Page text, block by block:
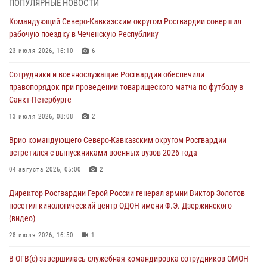
операция войск правопорядка
07 августа 2026, 15:28
пресечена противоправная деятельность, связанная с пропагандой
терроризма (видео)
07 августа 2026, 13:30
нарушений миграционного законодательства
07 августа 2026, 12:54
07 августа 2026, 12:37
ПОПУЛЯРНЫЕ НОВОСТИ
Командующий Северо-Кавказским округом Росгвардии совершил
рабочую поездку в Чеченскую Республику
23 июля 2026, 16:10 6
Сотрудники и военнослужащие Росгвардии обеспечили
правопорядок при проведении товарищеского матча по футболу в
Санкт-Петербурге
13 июля 2026, 08:08 2
Врио командующего Северо-Кавказским округом Росгвардии
встретился с выпускниками военных вузов 2026 года
04 августа 2026, 05:00 2
Директор Росгвардии Герой России генерал армии Виктор Золотов
посетил кинологический центр ОДОН имени Ф.Э. Дзержинского
(видео)
28 июля 2026, 16:50 1
В ОГВ(с) завершилась служебная командировка сотрудников ОМОН